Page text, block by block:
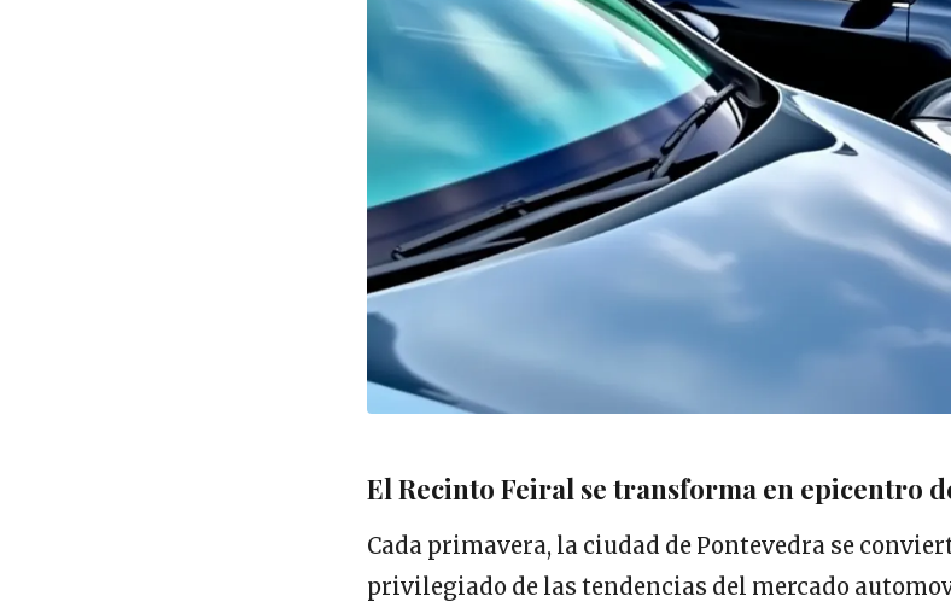
El Recinto Feiral se transforma en epicentro
Cada primavera, la ciudad de Pontevedra se
privilegiado de las tendencias del mercado